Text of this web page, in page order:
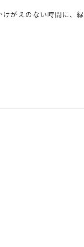
がえのない時間に、